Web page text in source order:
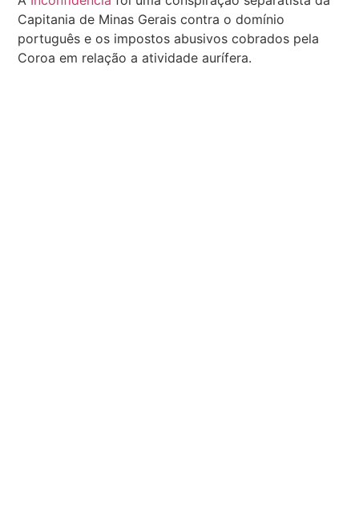
Capitania de Minas Gerais contra o domínio
português e os impostos abusivos cobrados pela
Coroa em relação a atividade aurífera.